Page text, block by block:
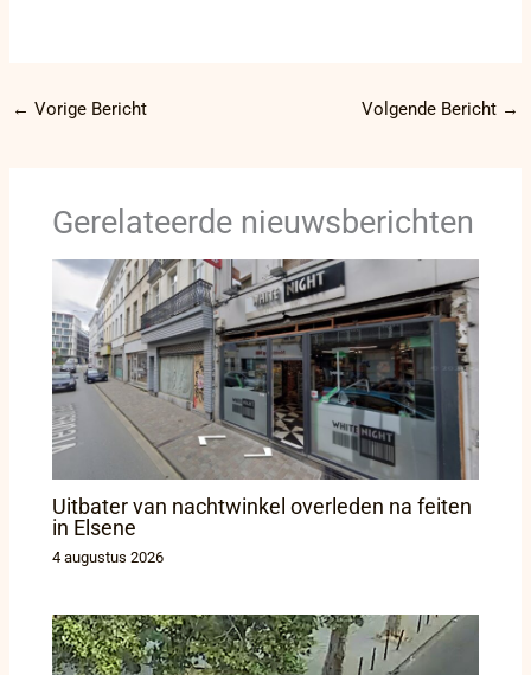
← Vorige Bericht Volgende Bericht →
Gerelateerde nieuwsberichten
Uitbater van nachtwinkel overleden na feiten
in Elsene
4 augustus 2026